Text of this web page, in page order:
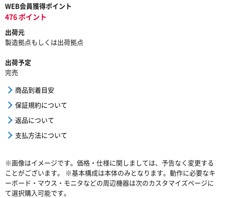
WEB会員獲得ポイント
476 ポイント
出荷元
製造拠点もしくは出荷拠点
出荷予定
完売
商品到着目安
保証規約について
返品について
支払方法について
※画像はイメージです。価格・仕様に関しましては、予告なく変更する
ことがございます。 ※基本構成は本体のみとなります。動作に必要なキ
ーボード・マウス・モニタなどの周辺機器は次のカスタマイズページに
て選択購入可能です。